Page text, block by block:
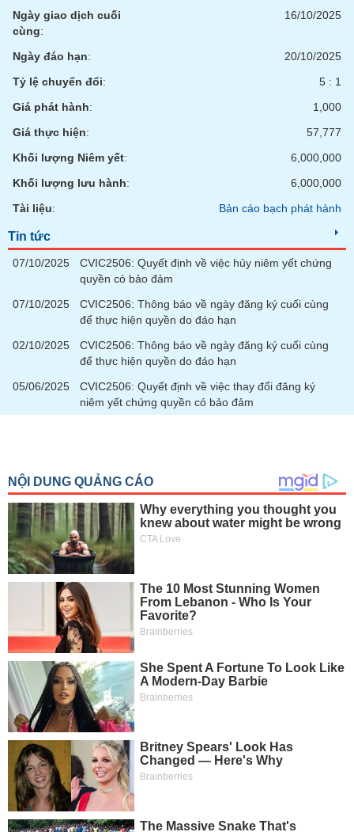
Ngày giao dịch cuối
cùng:
16/10/2025
Ngày đáo hạn:
20/10/2025
Tỷ lệ chuyển đổi:
5 : 1
Giá phát hành:
1,000
Giá thực hiện:
57,777
Khối lượng Niêm yết:
6,000,000
Khối lượng lưu hành:
6,000,000
Tài liệu: Bản cáo bạch phát hành
Tin tức
07/10/2025
CVIC2506: Quyết định về việc hủy niêm yết chứng
quyền có bảo đảm
07/10/2025
CVIC2506: Thông báo về ngày đăng ký cuối cùng
để thực hiện quyền do đáo hạn
02/10/2025
CVIC2506: Thông báo về ngày đăng ký cuối cùng
để thực hiện quyền do đáo hạn
05/06/2025
CVIC2506: Quyết định về việc thay đổi đăng ký
niêm yết chứng quyền có bảo đảm